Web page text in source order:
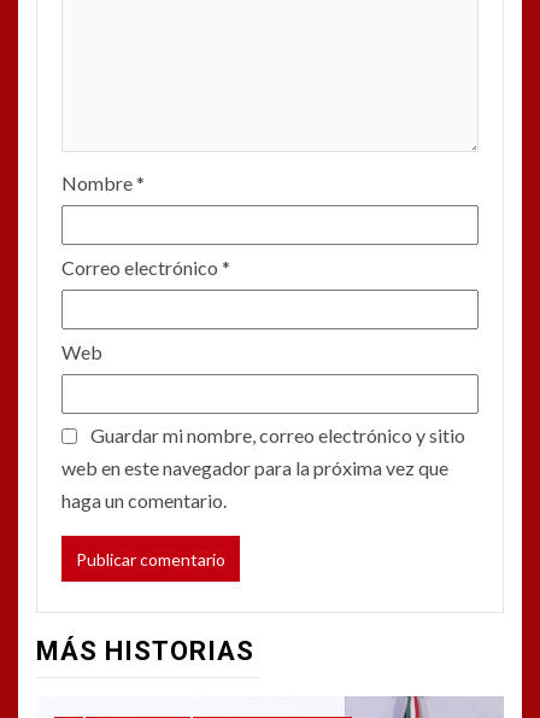
Nombre*
Correo electrónico *
Web
Guardar mi nombre, correo electrónico y sitio
web en este navegador para la próxima vez que
haga un comentario.
MÁS HISTORIAS